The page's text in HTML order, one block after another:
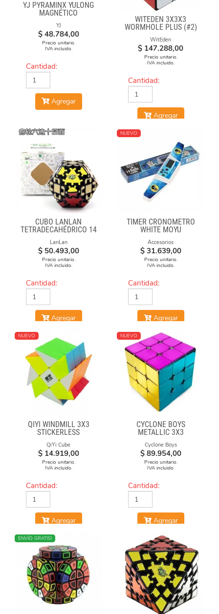
YJ PYRAMINX YULONG
MAGNÉTICO
YJ
$ 48.784,00
Precio unitario.
IVA incluido.
Cantidad:
Agregar
WITEDEN 3X3X3
WORMHOLE PLUS (#2)
WitEden
$ 147.288,00
Precio unitario.
IVA incluido.
Cantidad:
Agregar
CUBO LANLAN
TETRADECAHÉDRICO 14
FACES GEAR CUBE
BLACK
LanLan
$ 50.493,00
Precio unitario.
IVA incluido.
Cantidad:
Agregar
NUEVO
TIMER CRONÓMETRO
WHITE MOYU
Accesorios
$ 31.639,00
Precio unitario.
IVA incluido.
Cantidad:
Agregar
NUEVO
QIYI WINDMILL 3X3
STICKERLESS
QiYi Cube
$ 14.919,00
Precio unitario.
IVA incluido.
Cantidad:
Agregar
NUEVO
CYCLONE BOYS
METALLIC 3X3
MAGNETICO MACARON
Cyclone Boys
$ 89.954,00
Precio unitario.
IVA incluido.
Cantidad:
Agregar
NUEVO
ENVÍO GRATIS!